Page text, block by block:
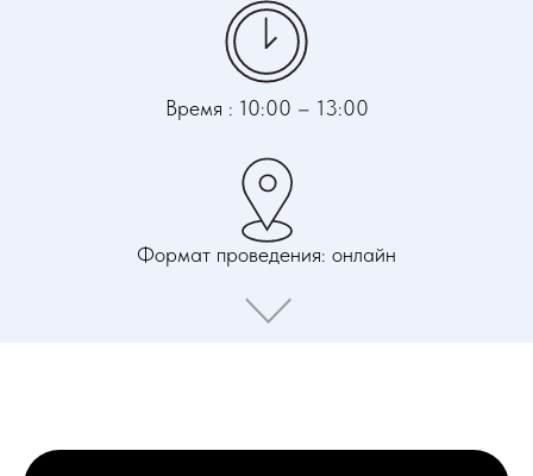
Время : 10:00 – 13:00
Формат проведения: онлайн